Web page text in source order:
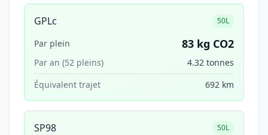
GPLc 50L
Par plein 83 kg CO2
Par an (52 pleins)
4.32 tonnes
Équivalent trajet
692 km
SP98 50L